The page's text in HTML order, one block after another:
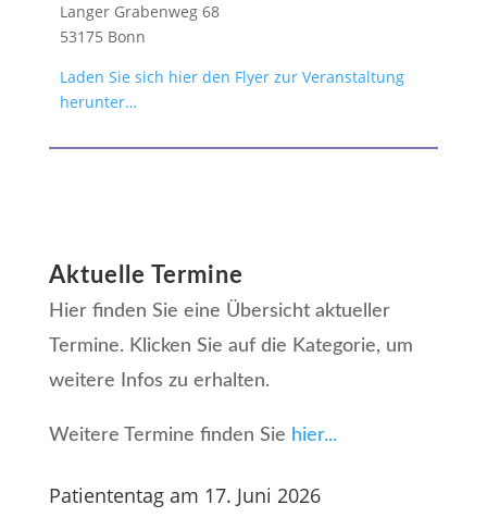
Langer Grabenweg 68
53175 Bonn
Laden Sie sich hier den Flyer zur Veranstaltung
herunter…
Aktuelle Termine
Hier finden Sie eine Übersicht aktueller
Termine. Klicken Sie auf die Kategorie, um
weitere Infos zu erhalten.
Weitere Termine finden Sie hier...
Patiententag am 17. Juni 2026